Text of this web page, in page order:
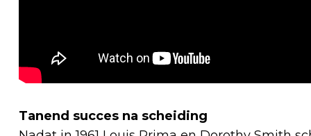
Tanend succes na scheiding